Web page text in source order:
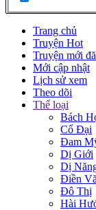
Trang chủ
Truyện Hot
Truyện mới
Mới cập nhật
Lịch sử xem
Theo dõi
Thể loại
Bách
Cổ Đại
Đam
Dị Giới
Dị
Điền
Đô Thị
Hài